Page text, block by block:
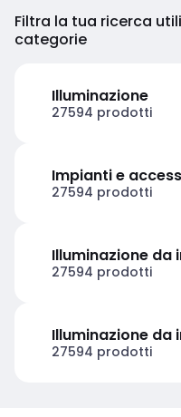
Filtra la tua ricerca
categorie
Illuminazione
27594 prodotti
Impianti e
27594 prodotti
Illuminazione da
27594 prodotti
Illuminazione da
27594 prodotti